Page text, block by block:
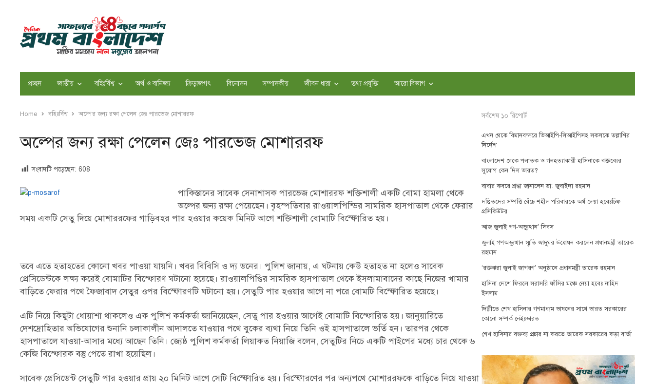
প্রচ্ছদ জাতীয় বহিঃর্বিশ্ব অর্থ ও বানিজ্য ক্রিড়াজগৎ বিনোদন সম্পাদকীয় জীবন ধারা তথ্য প্রযুক্তি আরো বিভাগ
Home বহিঃর্বিশ্ব অল্পের জন্য রক্ষা পেলেন জেঃ পারভেজ মোশাররফ
অল্পের জন্য রক্ষা পেলেন জেঃ পারভেজ মোশাররফ
সংবাদটি পড়েছেন: 608
পাকিস্তানের সাবেক সেনাশাসক পারভেজ মোশাররফ শক্তিশালী একটি বোমা হামলা থেকে
অল্পের জন্য রক্ষা পেয়েছেন। বৃহস্পতিবার রাওয়ালপিন্ডির সামরিক হাসপাতাল থেকে ফেরার
সময় একটি সেতু দিয়ে মোশাররফের গাড়িবহর পার হওয়ার কয়েক মিনিট আগে শক্তিশালী বোমাটি বিস্ফোরিত হয়।
তবে এতে হতাহতের কোনো খবর পাওয়া যায়নি। খবর বিবিসি ও দ্য ডনের। পুলিশ জানায়, এ ঘটনায় কেউ হতাহত না হলেও সাবেক
প্রেসিডেন্টকে লক্ষ্য করেই বোমাটির বিস্ফোরণ ঘটানো হয়েছে। রাওয়ালপিণ্ডির সামরিক হাসপাতাল থেকে ইসলামাবাদের কাছে নিজের খামার
বাড়িতে ফেরার পথে ফৈজাবাদ সেতুর ওপর বিস্ফোরণটি ঘটানো হয়। সেতুটি পার হওয়ার আগে না পরে বোমটি বিস্ফোরিত হয়েছে।
এটি নিয়ে কিছুটা ধোয়াশা থাকলেও এক পুলিশ কর্মকর্তা জানিয়েছেন, সেতু পার হওয়ার আগেই বোমাটি বিস্ফোরিত হয়। জানুয়ারিতে
দেশদ্রোহিতার অভিযোগের শুনানি চলাকালীন আদালতে যাওয়ার পথে বুকের ব্যথা নিয়ে তিনি ওই হাসপাতালে ভর্তি হন। তারপর থেকে
হাসপাতালে যাওয়া-আসার মধ্যে আছেন তিনি। জ্যেষ্ঠ পুলিশ কর্মকর্তা লিয়াকত নিয়াজি বলেন, সেতুটির নিচে একটি পাইপের মধ্যে চার থেকে ৬
কেজি বিস্ফোরক বস্তু পেতে রাখা হয়েছিল।
সাবেক প্রেসিডেন্ট সেতুটি পার হওয়ার প্রায় ২০ মিনিট আগে সেটি বিস্ফোরিত হয়। বিস্ফোরণের পর অন্যপথে মোশাররফকে বাড়িতে নিয়ে যাওয়া
সর্বশেষ ১০ রিপোর্ট
এখন থেকে বিমানবন্দরে ভিআইপি-সিআইপিসহ সকলকে তল্লাশির
নির্দেশ
বাংলাদেশ থেকে পলাতক ও গনহত্যাকারী হাসিনাকে বক্তব্যের
সুযোগ কেন দিল ভারত?
বাবার কবরে শ্রদ্ধা জানালেন ডা: জুবাইদা রহমান
দণ্ডিতদের সম্পত্তি বেঁচে শহীদ পরিবারকে অর্থ দেয়া হবেঃচিফ
প্রসিকিউটর
আজ জুলাই গণ-অভ্যুত্থান’ দিবস
জুলাই গণঅভ্যুত্থান স্মৃতি জাদুঘর উদ্বোধন করলেন প্রধানমন্ত্রী তারেক
রহমান
‘রক্তঝরা জুলাই জাগরণ’ অনুষ্ঠানে প্রধানমন্ত্রী তারেক রহমান
হাসিনা দেশে ফিরলে সরাসরি ফাঁসির মঞ্চে নেয়া হবেঃ নাহিদ
ইসলাম
দিল্লীতে শেখ হাসিনার গণমাধ্যম ভাষনের সাথে ভারত সরকারের
কোনো সম্পর্ক নেইঃভারত
শেখ হাসিনার বক্তব্য প্রচার না করতে তারেক সরকারের কড়া বার্তা